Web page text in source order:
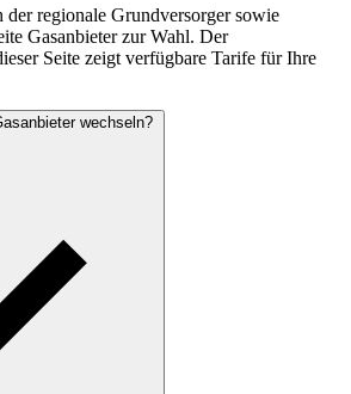
der regionale Grundversorger sowie
Gasanbieter zur Wahl. Der
Seite zeigt verfügbare Tarife für Ihre
wechseln?